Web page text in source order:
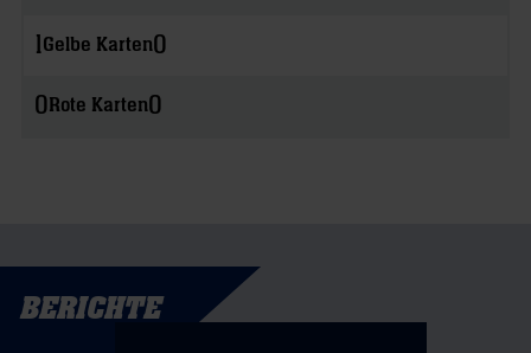
1Gelbe Karten0
0Rote Karten0
BERICHTE